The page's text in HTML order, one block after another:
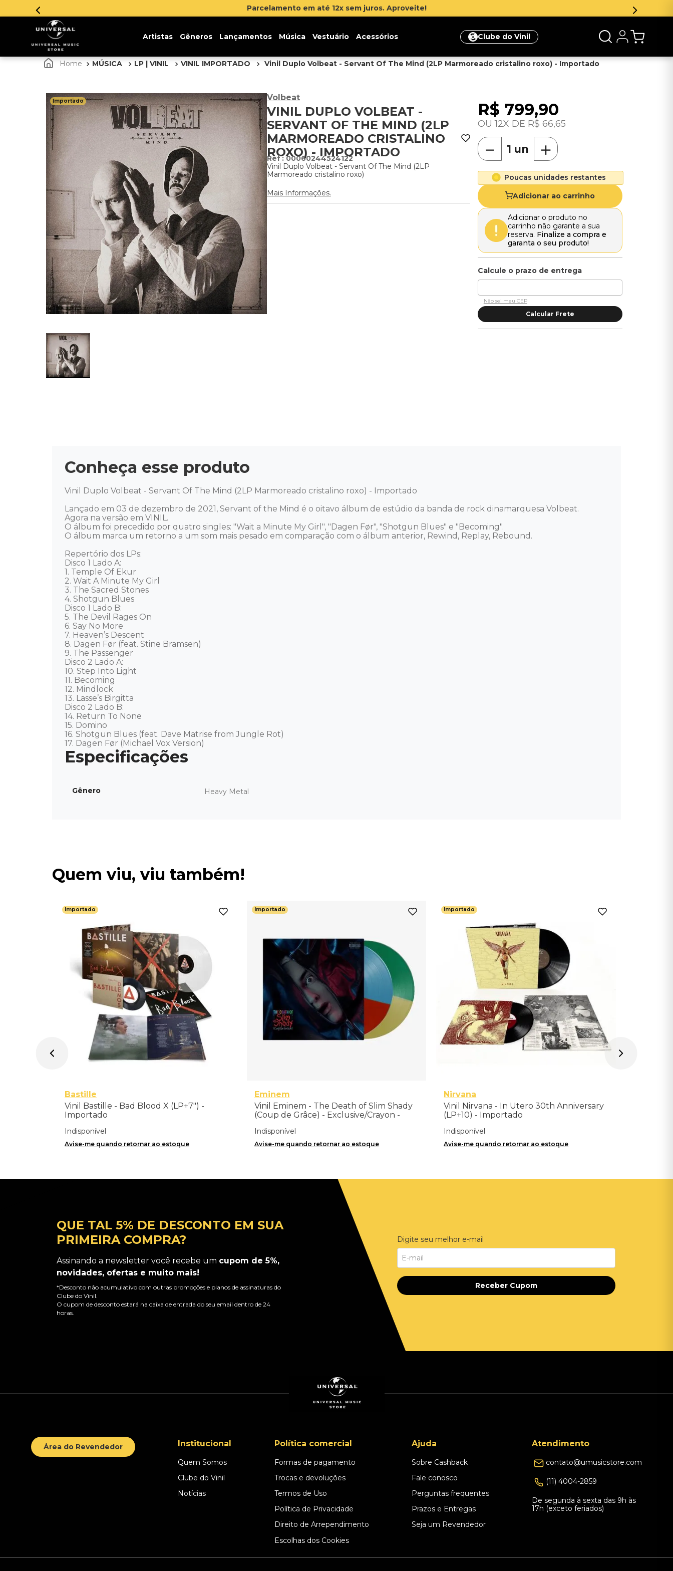
Parcelamento em até 12x sem juros. Aproveite!
Artistas Gêneros Lançamentos Música Vestuário Acessórios Clube do Vinil
MÚSICA LP | VINIL VINIL IMPORTADO Vinil Duplo Volbeat - Servant Of The Mind (2LP Marmoreado cristalino roxo) - Importado
Importado Volbeat
VINIL DUPLO VOLBEAT -
SERVANT OF THE MIND (2LP
MARMOREADO CRISTALINO
ROXO) - IMPORTADO
:00060244524122
Vinil Duplo Volbeat - Servant Of The Mind (2LP
Marmoreado cristalino roxo)
Mais Informações.
R$ 799,90
12 R$ 66,65
＋
－
Poucas unidades restantes
Adicionar ao carrinho
Adicionar o produto no
carrinho não garante a sua
reserva. Finalize a compra e
garanta o seu produto!
Não sei meu CEP
Conheça esse produto
Vinil Duplo Volbeat - Servant Of The Mind (2LP Marmoreado cristalino roxo) - Importado
Lançado em 03 de dezembro de 2021, Servant of the Mind é o oitavo álbum de estúdio da banda de rock dinamarquesa Volbeat.
Agora na versão em VINIL.
O álbum foi precedido por quatro singles: "Wait a Minute My Girl", "Dagen Før", "Shotgun Blues" e "Becoming".
O álbum marca um retorno a um som mais pesado em comparação com o álbum anterior, Rewind, Replay, Rebound.
Repertório dos LPs:
Disco 1 Lado A:
1. Temple Of Ekur
2. Wait A Minute My Girl
3. The Sacred Stones
4. Shotgun Blues
Disco 1 Lado B:
5. The Devil Rages On
6. Say No More
7. Heaven’s Descent
8. Dagen Før (feat. Stine Bramsen)
9. The Passenger
Disco 2 Lado A:
10. Step Into Light
11. Becoming
12. Mindlock
13. Lasse’s Birgitta
Disco 2 Lado B:
14. Return To None
15. Domino
16. Shotgun Blues (feat. Dave Matrise from Jungle Rot)
17. Dagen Før (Michael Vox Version)
Gênero Heavy Metal
Quem viu, viu também!
Importado
Bastille
Vinil Bastille - Bad Blood X (LP+7") -
Importado
Indisponível
Avise-me quando retornar ao estoque
Importado
Eminem
Vinil Eminem - The Death of Slim Shady
(Coup de Grâce) - Exclusive/Crayon -
Indisponível
Avise-me quando retornar ao estoque
Importado
Nirvana
Vinil Nirvana - In Utero 30th Anniversary
(LP+10) - Importado
Indisponível
Avise-me quando retornar ao estoque
QUE TAL 5% DE DESCONTO EM SUA
PRIMEIRA COMPRA?
Assinando a newsletter você recebe um cupom de 5%,
novidades, ofertas e muito mais!
*Desconto não acumulativo com outras promoções e planos de assinaturas do
Clube do Vinil.
O cupom de desconto estará na caixa de entrada do seu email dentro de 24
horas.
Digite seu melhor e-mail
Receber Cupom
Área do Revendedor Institucional
Quem Somos
Clube do Vinil
Notícias
Política comercial
Formas de pagamento
Trocas e devoluções
Termos de Uso
Política de Privacidade
Direito de Arrependimento
Escolhas dos Cookies
Ajuda
Sobre Cashback
Fale conosco
Perguntas frequentes
Prazos e Entregas
Seja um Revendedor
Atendimento
contato@umusicstore.com
(11) 4004-2859
De segunda à sexta das 9h às
17h (exceto feriados)